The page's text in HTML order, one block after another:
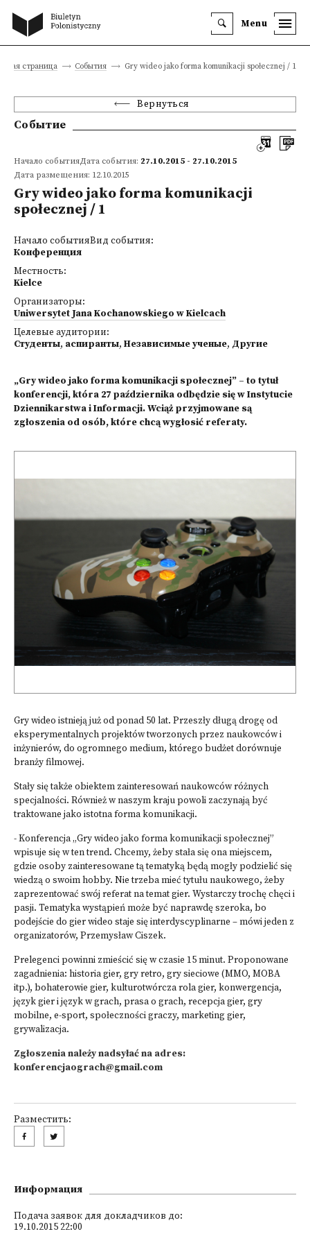
Menu
страница События Gry wideo jako forma komunikacji społecznej / 1
Вернуться
Событие
Начало событияДата события: 27.10.2015 - 27.10.2015
Дата размещения: 12.10.2015
Gry wideo jako forma komunikacji
społecznej / 1
Начало событияВид события:
Конференция
Местность:
Kielce
Организаторы:
Uniwersytet Jana Kochanowskiego w Kielcach
Целевые аудитории:
Студенты, аспиранты, Независимые ученые, Другие
„Gry wideo jako forma komunikacji społecznej” – to tytuł
konferencji, która 27 października odbędzie się w Instytucie
Dziennikarstwa i Informacji. Wciąż przyjmowane są
zgłoszenia od osób, które chcą wygłosić referaty.
Gry wideo istnieją już od ponad 50 lat. Przeszły długą drogę od
eksperymentalnych projektów tworzonych przez naukowców i
inżynierów, do ogromnego medium, którego budżet dorównuje
branży filmowej.
Stały się także obiektem zainteresowań naukowców różnych
specjalności. Również w naszym kraju powoli zaczynają być
traktowane jako istotna forma komunikacji.
- Konferencja „Gry wideo jako forma komunikacji społecznej”
wpisuje się w ten trend. Chcemy, żeby stała się ona miejscem,
gdzie osoby zainteresowane tą tematyką będą mogły podzielić się
wiedzą o swoim hobby. Nie trzeba mieć tytułu naukowego, żeby
zaprezentować swój referat na temat gier. Wystarczy trochę chęci i
pasji. Tematyka wystąpień może być naprawdę szeroka, bo
podejście do gier wideo staje się interdyscyplinarne – mówi jeden z
organizatorów, Przemysław Ciszek.
Prelegenci powinni zmieścić się w czasie 15 minut. Proponowane
zagadnienia: historia gier, gry retro, gry sieciowe (MMO, MOBA
itp.), bohaterowie gier, kulturotwórcza rola gier, konwergencja,
język gier i język w grach, prasa o grach, recepcja gier, gry
mobilne, e-sport, społeczności graczy, marketing gier,
grywalizacja.
Zgłoszenia należy nadsyłać na adres:
konferencjaograch@gmail.com
Разместить:
Информация
Подача заявок для докладчиков до:
19.10.2015 22:00